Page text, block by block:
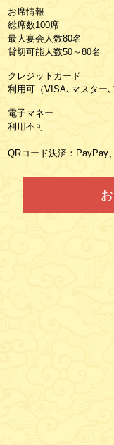
お席情報
総席数100席
最大宴会人数80名
貸切可能人数50～80名
クレジットカード
利用可（VISA､マスター､
電子マネー
利用不可
QRコード決済：PayPay